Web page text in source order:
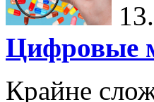
Цифровые
Крайне